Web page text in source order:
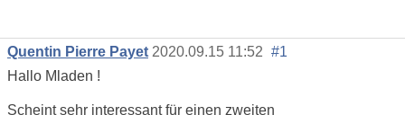
Quentin Pierre Payet 2020.09.15 11:52 #1
Hallo Mladen !
Scheint sehr interessant für einen zweiten